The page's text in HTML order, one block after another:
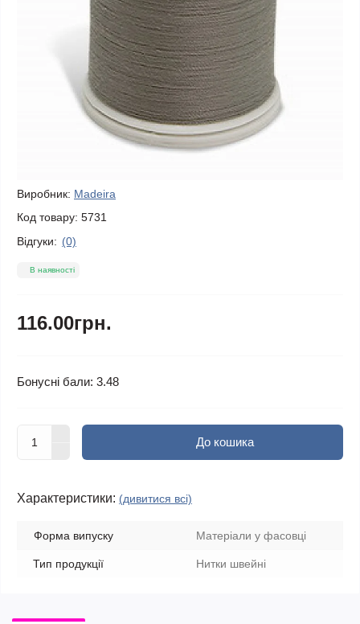
Виробник: Madeira
Код товару: 5731
Відгуки: (0)
В наявності
116.00грн.
Бонусні бали: 3.48
До кошика
Характеристики: (дивитися всі)
Форма випуску Матеріали у фасовці
Тип продукції Нитки швейні